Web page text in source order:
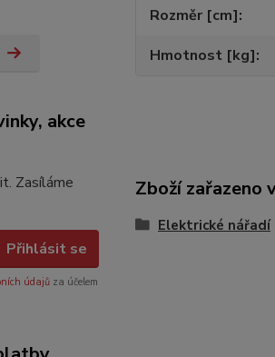
akce
Zasíláme
Přihlásit se
údajů za účelem
Rozměr [cm]
Hmotnost [kg]
Zboží zařazeno
Elektrické nářadí